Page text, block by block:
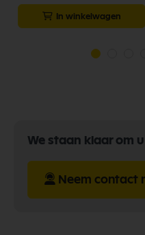
In winkelwagen
We staan klaar om
Neem contact